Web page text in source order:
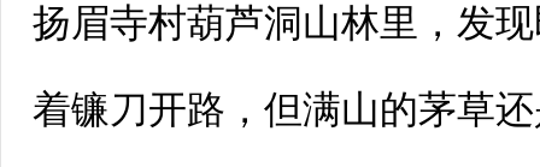
扬眉寺村葫芦洞山林里，发
着镰刀开路，但满山的茅草